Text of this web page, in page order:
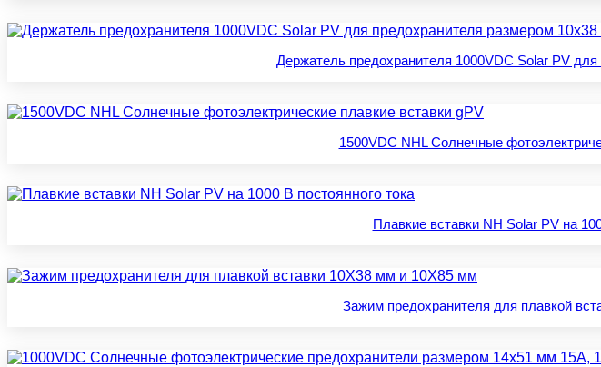
Держатель предохранителя 1000VDC Solar PV
1500VDC NHL Солнечные
Плавкие вставки NH Solar PV на
Зажим предохранителя для плавкой